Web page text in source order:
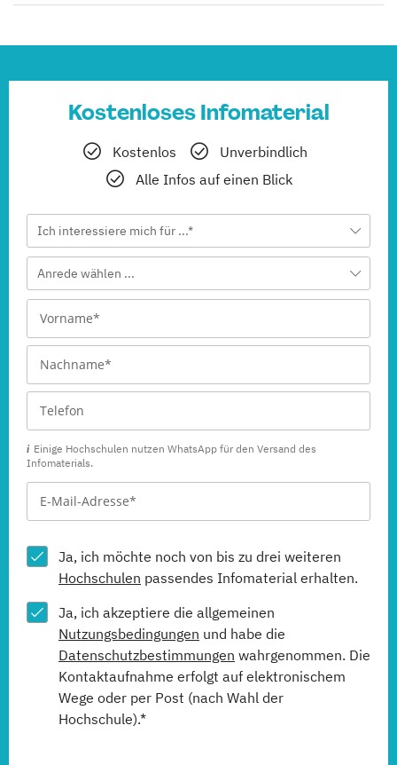
Kostenloses Infomaterial
Kostenlos
Unverbindlich
Alle Infos auf einen Blick
Ich interessiere mich für ...*
Anrede wählen ...
Einige Hochschulen nutzen WhatsApp für den Versand des
Infomaterials.
Ja, ich möchte noch von bis zu drei weiteren
Hochschulen passendes Infomaterial erhalten.
Ja, ich akzeptiere die allgemeinen
Nutzungsbedingungen und habe die
Datenschutzbestimmungen wahrgenommen. Die
Kontaktaufnahme erfolgt auf elektronischem
Wege oder per Post (nach Wahl der
Hochschule).*